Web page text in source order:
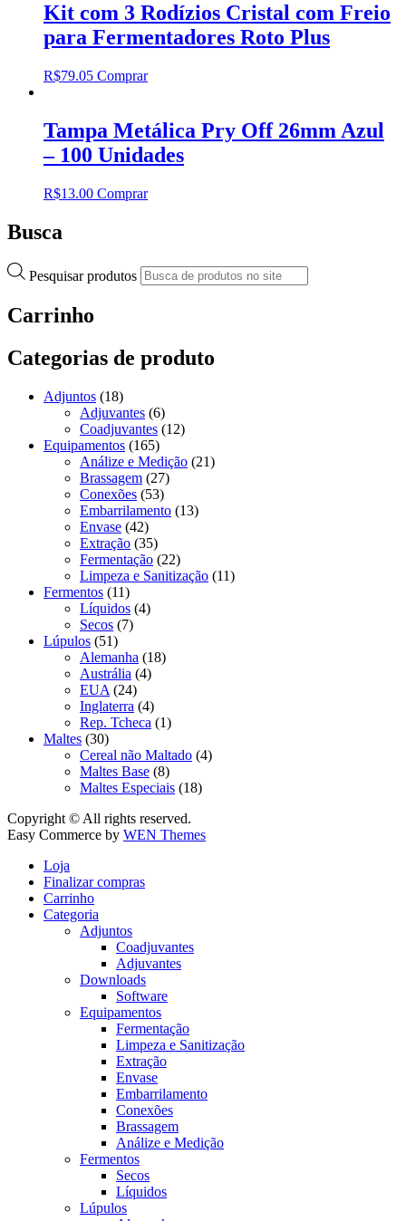
Kit com 3 Rodízios Cristal com Freio
para Fermentadores Roto Plus
R$79.05 Comprar
Tampa Metálica Pry Off 26mm Azul
– 100 Unidades
R$13.00 Comprar
Busca
Pesquisar produtos
Carrinho
Categorias de produto
Adjuntos (18)
Adjuvantes (6)
Coadjuvantes (12)
Equipamentos (165)
Análize e Medição (21)
Brassagem (27)
Conexões (53)
Embarrilamento (13)
Envase (42)
Extração (35)
Fermentação (22)
Limpeza e Sanitização (11)
Fermentos (11)
Líquidos (4)
Secos (7)
Lúpulos (51)
Alemanha (18)
Austrália (4)
EUA (24)
Inglaterra (4)
Rep. Tcheca (1)
Maltes (30)
Cereal não Maltado (4)
Maltes Base (8)
Maltes Especiais (18)
Copyright © All rights reserved.
Easy Commerce by WEN Themes
Loja
Finalizar compras
Carrinho
Categoria
Adjuntos
Coadjuvantes
Adjuvantes
Downloads
Software
Equipamentos
Fermentação
Limpeza e Sanitização
Extração
Envase
Embarrilamento
Conexões
Brassagem
Análize e Medição
Fermentos
Secos
Líquidos
Lúpulos